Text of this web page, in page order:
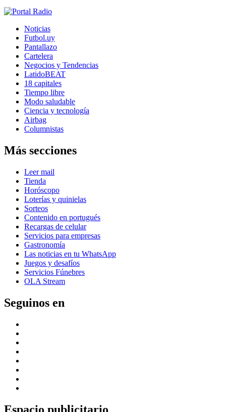
Noticias
Futbol.uy
Pantallazo
Cartelera
Negocios y Tendencias
LatidoBEAT
18 capitales
Tiempo libre
Modo saludable
Ciencia y tecnología
Airbag
Columnistas
Más secciones
Leer mail
Tienda
Horóscopo
Loterías y quinielas
Sorteos
Contenido en portugués
Recargas de celular
Servicios para empresas
Gastronomía
Las noticias en tu WhatsApp
Juegos y desafíos
Servicios Fúnebres
OLA Stream
Seguinos en